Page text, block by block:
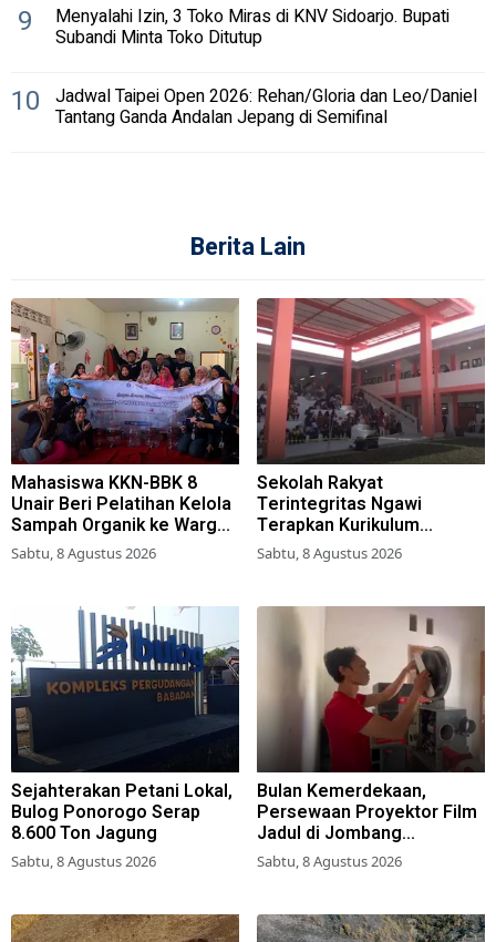
9 Menyalahi Izin, 3 Toko Miras di KNV Sidoarjo. Bupati
Subandi Minta Toko Ditutup
10 Jadwal Taipei Open 2026: Rehan/Gloria dan Leo/Daniel
Tantang Ganda Andalan Jepang di Semifinal
Berita Lain
Mahasiswa KKN-BBK 8
Unair Beri Pelatihan Kelola
Sampah Organik ke Warga
Simokerto Surabaya
Sabtu, 8 Agustus 2026
Sekolah Rakyat
Terintegritas Ngawi
Terapkan Kurikulum
Berbasis Asrama
Sabtu, 8 Agustus 2026
Sejahterakan Petani Lokal,
Bulog Ponorogo Serap
8.600 Ton Jagung
Sabtu, 8 Agustus 2026
Bulan Kemerdekaan,
Persewaan Proyektor Film
Jadul di Jombang
Meningkat
Sabtu, 8 Agustus 2026